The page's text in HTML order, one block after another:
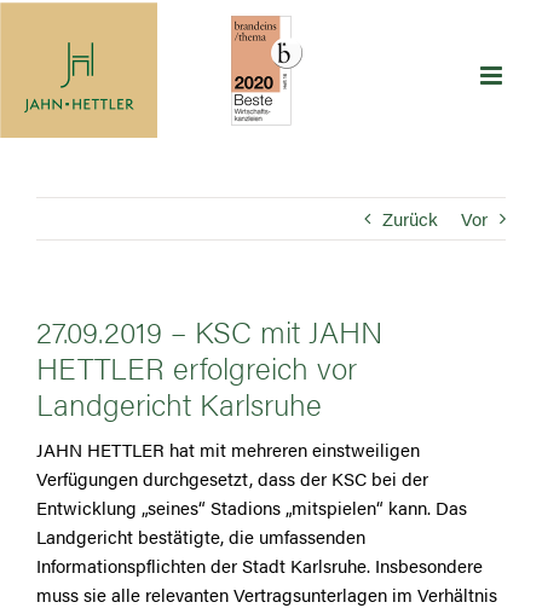
Zurück Vor
27.09.2019 – KSC mit JAHN
HETTLER erfolgreich vor
Landgericht Karlsruhe
JAHN HETTLER hat mit mehreren einstweiligen
Verfügungen durchgesetzt, dass der KSC bei der
Entwicklung „seines“ Stadions „mitspielen“ kann. Das
Landgericht bestätigte, die umfassenden
Informationspflichten der Stadt Karlsruhe. Insbesondere
muss sie alle relevanten Vertragsunterlagen im Verhältnis